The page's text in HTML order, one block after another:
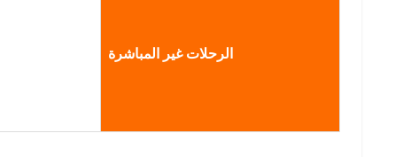
الرحلات غير المباشرة